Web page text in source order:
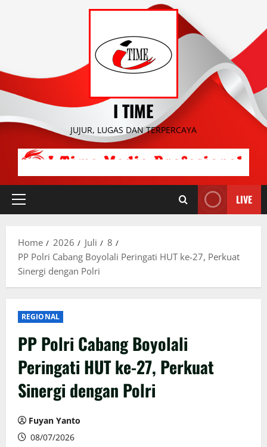
I TIME
JUJUR, LUGAS DAN TERPERCAYA
Primary
LIVE
Home 2026 Juli
8
PP Polri Cabang Boyolali Peringati HUT ke-27, Perkuat
Sinergi dengan Polri
REGIONAL
PP Polri Cabang Boyolali
Peringati HUT ke-27, Perkuat
Sinergi dengan Polri
Fuyan Yanto
08/07/2026